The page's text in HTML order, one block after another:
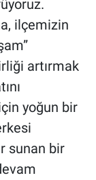
ilçemizin
artırmak
yoğun bir
sunan bir